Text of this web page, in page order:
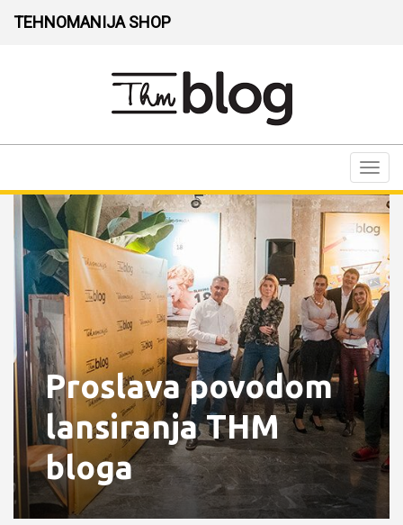
TEHNOMANIJA SHOP
Proslava povodom
lansiranja THM
bloga